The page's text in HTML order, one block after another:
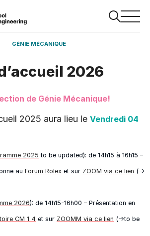
GÉNIE MÉCANIQUE
2026
de Génie Mécanique!
2025 aura lieu le Vendredi 04
2025 to be updated): de 14h15 à 16h15 –
au Forum Rolex et sur ZOOM via ce lien (->
2026): de 14h15-16h00 – Présentation en
CM 1 4 et sur ZOOMM via ce lien (->to be